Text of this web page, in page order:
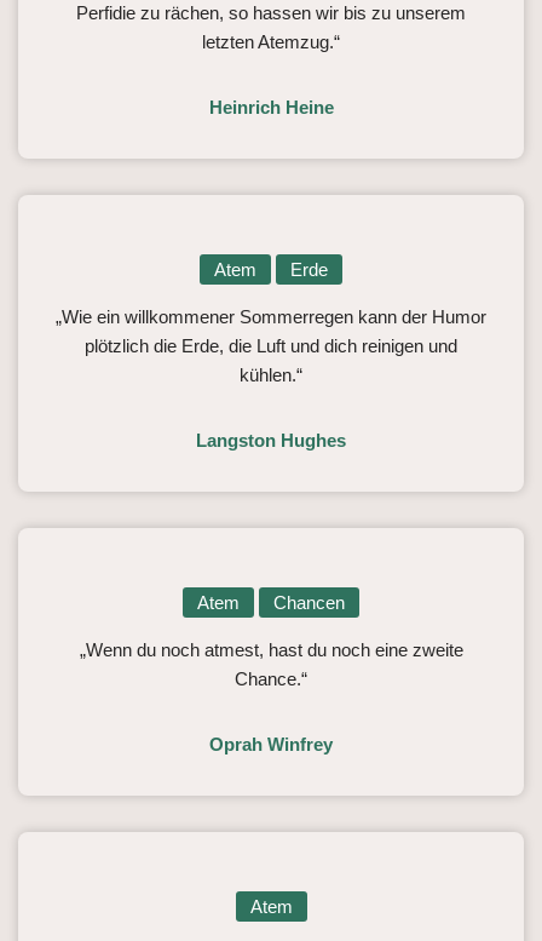
Perfidie zu rächen, so hassen wir bis zu unserem
letzten Atemzug.“
Heinrich Heine
Atem Erde
„Wie ein willkommener Sommerregen kann der Humor
plötzlich die Erde, die Luft und dich reinigen und
kühlen.“
Langston Hughes
Atem Chancen
„Wenn du noch atmest, hast du noch eine zweite
Chance.“
Oprah Winfrey
Atem